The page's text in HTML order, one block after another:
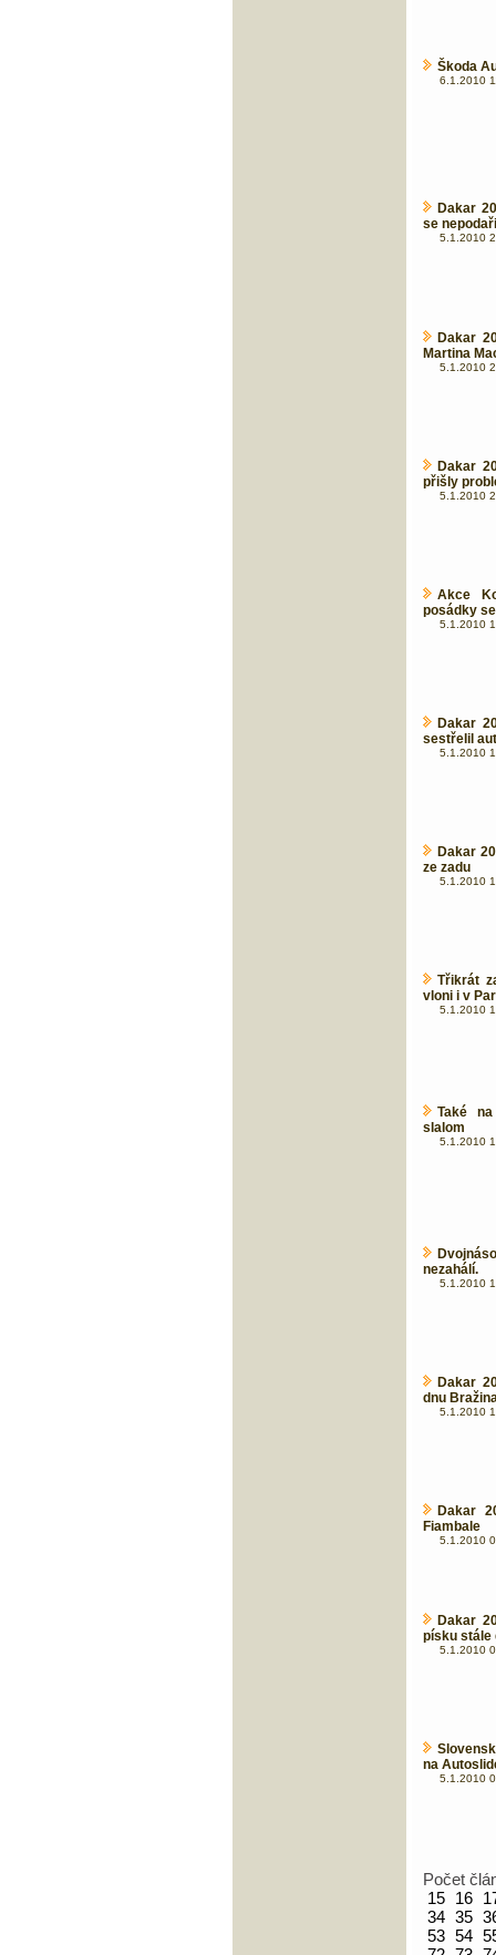
Škoda
6.1.2010
Dakar
se
5.1.2010
Dakar
Martina
5.1.2010
Dakar
přišly
5.1.2010
Akce
posádky
5.1.2010
Dakar
sestřelil
5.1.2010
Dakar
ze zadu
5.1.2010
Třikrát
vloni i v
5.1.2010
Také
slalom
5.1.2010
nezahálí.
5.1.2010
Dakar
dnu
5.1.2010
Dakar
Fiambale
5.1.2010
Dakar
písku stále
5.1.2010
na
5.1.2010
Počet
15 16
34 35
53 54